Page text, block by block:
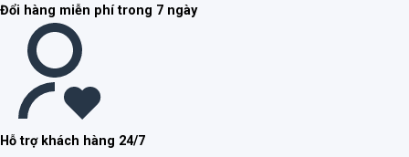
Đổi hàng miễn phí trong 7 ngày
Hỗ trợ khách hàng 24/7